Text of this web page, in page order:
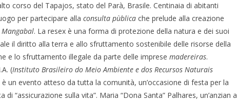
corso del Tapajos, stato del Parà, Brasile. Centinaia di abitanti
per partecipare alla consulta pùblica che prelude alla creazione
. La resex è una forma di protezione della natura e dei suoi
il diritto alla terra e allo sfruttamento sostenibile delle risorse della
e lo sfruttamento illegale da parte delle imprese madereiras.
(Instituto Brasileiro do Meio Ambiente e dos Recursos Naturais
è un evento atteso da tutta la comunità, un’occasione di festa per la
“assicurazione sulla vita”. Maria “Dona Santa” Palhares, un’anzian a